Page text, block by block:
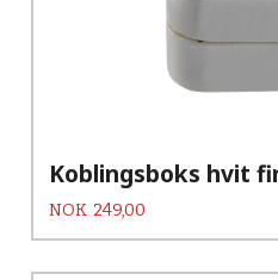
Koblingsboks hvit
Pris
NOK 249,00